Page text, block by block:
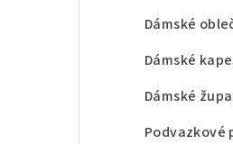
Dámské
Dámské
Dámské
Podvazkové